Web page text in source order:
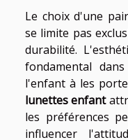
Le choix d'une
se limite pas
durabilité.
fondamental
l'enfant à les
lunettes enfant
les préférences
influencer